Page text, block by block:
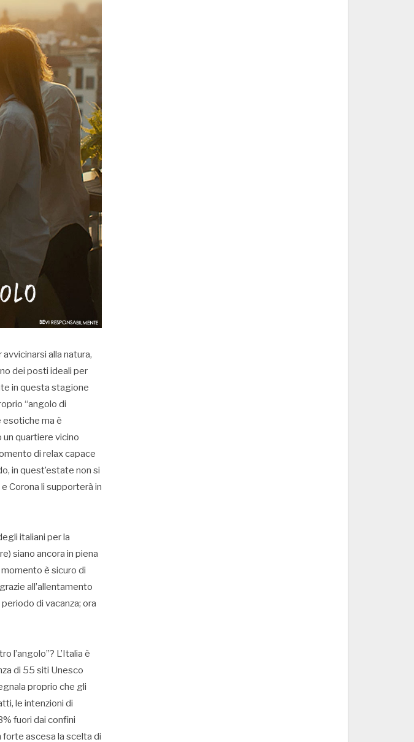
alla natura,
dei posti ideali per
in questa stagione
“angolo di
esotiche ma è
quartiere vicino
di relax capace
in quest’estate non si
Corona li supporterà in
italiani per la
siano ancora in piena
è sicuro di
all’allentamento
di vacanza; ora
l’angolo”? L’Italia è
di 55 siti Unesco
proprio che gli
le intenzioni di
fuori dai confini
forte ascesa la scelta di